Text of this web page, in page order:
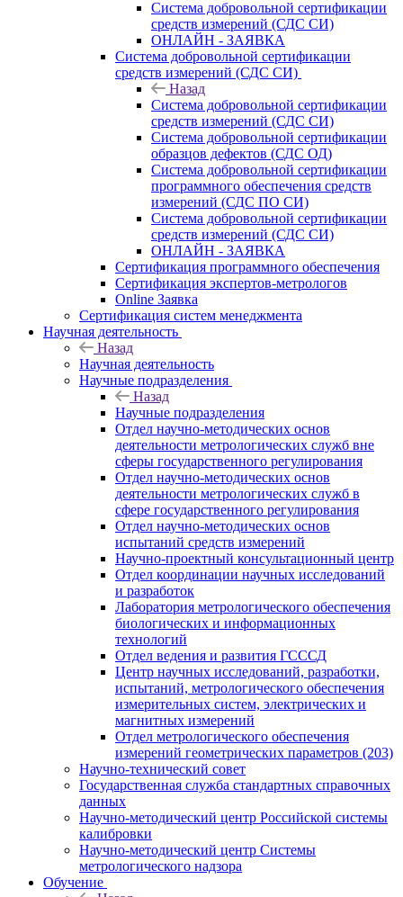
Система добровольной сертификации
средств измерений (СДС СИ)
ОНЛАЙН - ЗАЯВКА
Система добровольной сертификации
средств измерений (СДС СИ)
Назад
Система добровольной сертификации
средств измерений (СДС СИ)
Система добровольной сертификации
образцов дефектов (СДС ОД)
Система добровольной сертификации
программного обеспечения средств
измерений (СДС ПО СИ)
Система добровольной сертификации
средств измерений (СДС СИ)
ОНЛАЙН - ЗАЯВКА
Сертификация программного обеспечения
Сертификация экспертов-метрологов
Online Заявка
Сертификация систем менеджмента
Научная деятельность
Назад
Научная деятельность
Научные подразделения
Назад
Научные подразделения
Отдел научно-методических основ
деятельности метрологических служб вне
сферы государственного регулирования
Отдел научно-методических основ
деятельности метрологических служб в
сфере государственного регулирования
Отдел научно-методических основ
испытаний средств измерений
Научно-проектный консультационный центр
Отдел координации научных исследований
и разработок
Лаборатория метрологического обеспечения
биологических и информационных
технологий
Отдел ведения и развития ГСССД
Центр научных исследований, разработки,
испытаний, метрологического обеспечения
измерительных систем, электрических и
магнитных измерений
Отдел метрологического обеспечения
измерений геометрических параметров (203)
Научно-технический совет
Государственная служба стандартных справочных
данных
Научно-методический центр Российской системы
калибровки
Научно-методический центр Системы
метрологического надзора
Обучение